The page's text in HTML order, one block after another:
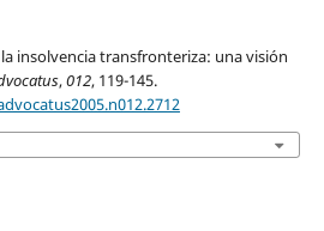
insolvencia transfronteriza: una visión
,012, 119-145.